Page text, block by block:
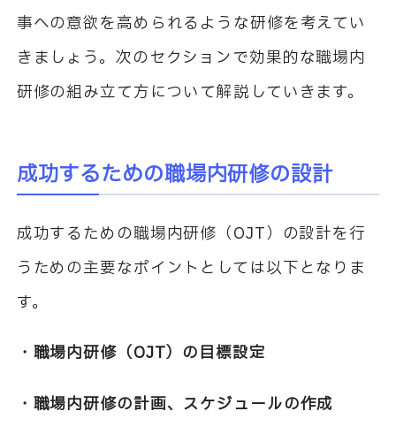
事への意欲を高められるような研修を考えてい
きましょう。次のセクションで効果的な職場内
研修の組み立て方について解説していきます。
成功するための職場内研修の設計
成功するための職場内研修（OJT）の設計を行
うための主要なポイントとしては以下となりま
す。
・職場内研修（OJT）の目標設定
・職場内研修の計画、スケジュールの作成